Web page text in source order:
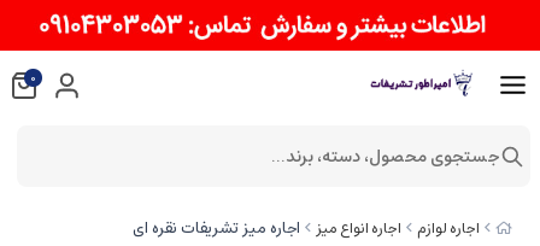
اجاره لوازم اجاره انواع میز اجاره میز تشریفات نقره ای
0
جستجوی محصول، دسته، برند...